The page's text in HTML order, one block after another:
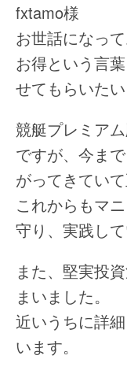
fxtamo様
お世話になって
お得という言
せてもらいたい
競艇プレミア
ですが、今ま
がってきてい
これからもマ
守り、実践し
また、堅実投
まいました。
近いうちに詳
います。